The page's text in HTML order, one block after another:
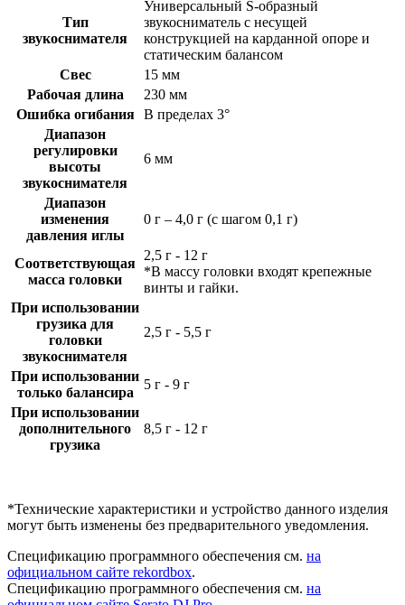
Тип
звукоснимателя
Универсальный S-образный
звукосниматель с несущей
конструкцией на карданной опоре и
статическим балансом
Свес
15 мм
Рабочая длина
230 мм
Ошибка огибания
В пределах 3°
Диапазон
регулировки
высоты
звукоснимателя
6 мм
Диапазон
изменения
давления иглы
0 г – 4,0 г (с шагом 0,1 г)
Соответствующая
масса головки
2,5 г - 12 г
*В массу головки входят крепежные
винты и гайки.
При использовании
грузика для
головки
звукоснимателя
2,5 г - 5,5 г
При использовании
только балансира
5 г - 9 г
При использовании
дополнительного
грузика
8,5 г - 12 г
*Технические характеристики и устройство данного изделия
могут быть изменены без предварительного уведомления.
Спецификацию программного обеспечения см. на
официальном сайте rekordbox.
Спецификацию программного обеспечения см. на